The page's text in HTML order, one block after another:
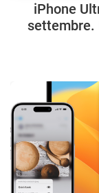
iPhone
settembre.